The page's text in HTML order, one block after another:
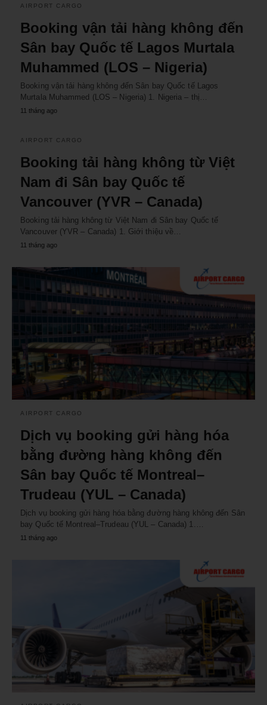
AIRPORT CARGO
Booking vận tải hàng không đến
Sân bay Quốc tế Lagos Murtala
Muhammed (LOS – Nigeria)
Booking vận tải hàng không đến Sân bay Quốc tế Lagos
Murtala Muhammed (LOS – Nigeria) 1. Nigeria – thị…
11 tháng ago
AIRPORT CARGO
Booking tải hàng không từ Việt
Nam đi Sân bay Quốc tế
Vancouver (YVR – Canada)
Booking tải hàng không từ Việt Nam đi Sân bay Quốc tế
Vancouver (YVR – Canada) 1. Giới thiệu về…
11 tháng ago
AIRPORT CARGO
Dịch vụ booking gửi hàng hóa
bằng đường hàng không đến
Sân bay Quốc tế Montreal–
Trudeau (YUL – Canada)
Dịch vụ booking gửi hàng hóa bằng đường hàng không đến Sân
bay Quốc tế Montreal–Trudeau (YUL – Canada) 1.…
11 tháng ago